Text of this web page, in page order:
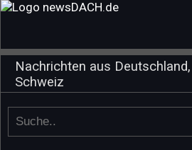
Nachrichten aus
Schweiz